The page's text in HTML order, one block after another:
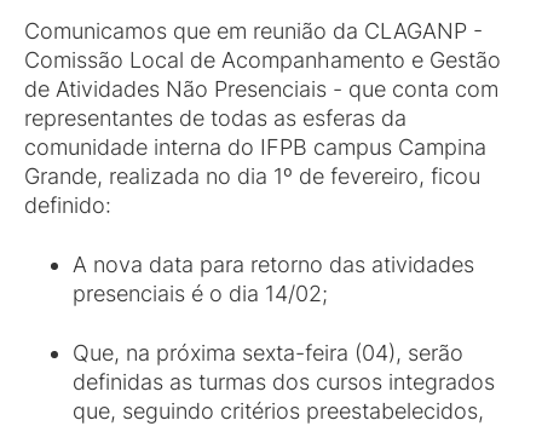
Comunicamos que em reunião da CLAGANP -
Comissão Local de Acompanhamento e Gestão
de Atividades Não Presenciais - que conta com
representantes de todas as esferas da
comunidade interna do IFPB campus Campina
Grande, realizada no dia 1º de fevereiro, ficou
definido:
A nova data para retorno das atividades
presenciais é o dia 14/02;
Que, na próxima sexta-feira (04), serão
definidas as turmas dos cursos integrados
que, seguindo critérios preestabelecidos,